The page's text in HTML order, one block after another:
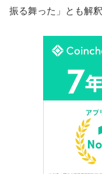
振る舞った」とも解